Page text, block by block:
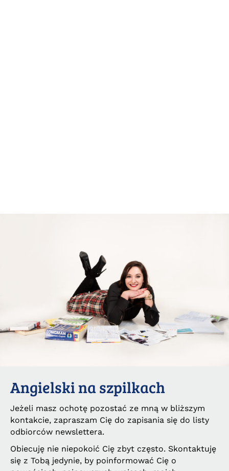
Angielski na szpilkach
Jeżeli masz ochotę pozostać ze mną w bliższym
kontakcie, zapraszam Cię do zapisania się do listy
odbiorców newslettera.
Obiecuję nie niepokoić Cię zbyt często. Skontaktuję
się z Tobą jedynie, by poinformować Cię o